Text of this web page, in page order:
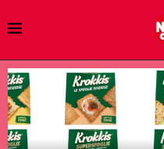
Krokkis Delverde: le nuove